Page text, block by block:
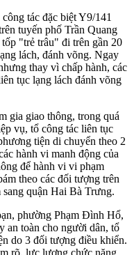
tác đặc biệt Y9/141
tuyến phố Trần Quang
"trẻ trâu" đi trên gần 20
lách, đánh võng. Ngay
thay vì chấp hành, các
tục lạng lách đánh võng
gia giao thông, trong quá
vụ, tổ công tác liên tục
tiện di chuyển theo 2
hành vi manh động của
để hành vi vi phạm
theo các đối tượng trên
quận Hai Bà Trưng.
phường Phạm Đình Hổ,
an toàn cho người dân, tổ
do 3 đối tượng điều khiển.
rõ, lực lượng chức năng